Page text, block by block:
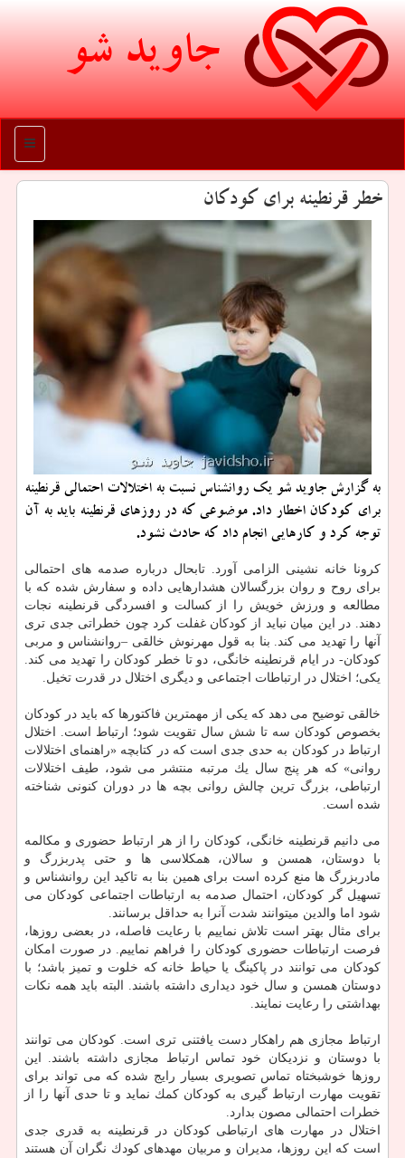
جاوید شو
منو
خطر قرنطینه برای كودكان
به گزارش جاوید شو یك روانشناس نسبت به اختلالات احتمالی قرنطینه
برای كودكان اخطار داد. موضوعی كه در روزهای قرنطینه باید به آن
توجه كرد و كارهایی انجام داد كه حادث نشود.
كرونا خانه نشینی الزامی آورد. تابحال درباره صدمه های احتمالی
برای روح و روان بزرگسالان هشدارهایی داده و سفارش شده كه با
مطالعه و ورزش خویش را از كسالت و افسردگی قرنطینه نجات
دهند. در این میان نباید از كودكان غفلت كرد چون خطراتی جدی تری
آنها را تهدید می كند. بنا به قول مهرنوش خالقی –روانشناس و مربی
كودكان- در ایام قرنطینه خانگی، دو تا خطر كودكان را تهدید می كند.
یكی؛ اختلال در ارتباطات اجتماعی و دیگری اختلال در قدرت تخیل.
خالقی توضیح می دهد كه یكی از مهمترین فاكتورها كه باید در كودكان
بخصوص كودكان سه تا شش سال تقویت شود؛ ارتباط است. اختلال
ارتباط در كودكان به حدی جدی است كه در كتابچه «راهنمای اختلالات
روانی» كه هر پنج سال یك مرتبه منتشر می شود، طیف اختلالات
ارتباطی، بزرگ ترین چالش روانی بچه ها در دوران كنونی شناخته
شده است.
می دانیم قرنطینه خانگی، كودكان را از هر ارتباط حضوری و مكالمه
با دوستان، همسن و سالان، همكلاسی ها و حتی پدربزرگ و
مادربزرگ ها منع كرده است برای همین بنا به تاكید این روانشناس و
تسهیل گر كودكان، احتمال صدمه به ارتباطات اجتماعی كودكان می
شود اما والدین می‎توانند شدت آنرا به حداقل برسانند.
برای مثال بهتر است تلاش نماییم با رعایت فاصله، در بعضی روزها،
فرصت ارتباطات حضوری كودكان را فراهم نماییم. در صورت امكان
كودكان می توانند در پاكینگ یا حیاط خانه كه خلوت و تمیز باشد؛ با
دوستان همسن و سال خود دیداری داشته باشند. البته باید همه نكات
بهداشتی را رعایت نمایند.
ارتباط مجازی هم راهكار دست یافتنی تری است. كودكان می توانند
با دوستان و نزدیكان خود تماس ارتباط مجازی داشته باشند. این
روزها خوشبختاه تماس تصویری بسیار رایج شده كه می تواند برای
تقویت مهارت ارتباط گیری به كودكان كمك نماید و تا حدی آنها را از
خطرات احتمالی مصون بدارد.
اختلال در مهارت های ارتباطی كودكان در قرنطینه به قدری جدی
است كه این روزها، مدیران و مربیان مهدهای كودك نگران آن هستند